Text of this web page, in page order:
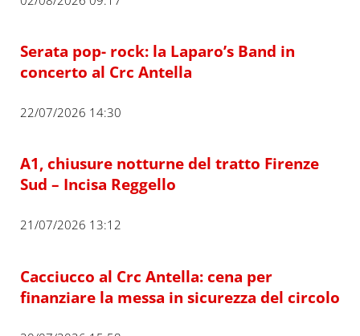
Serata pop- rock: la Laparo’s Band in
concerto al Crc Antella
22/07/2026 14:30
A1, chiusure notturne del tratto Firenze
Sud – Incisa Reggello
21/07/2026 13:12
Cacciucco al Crc Antella: cena per
finanziare la messa in sicurezza del circolo